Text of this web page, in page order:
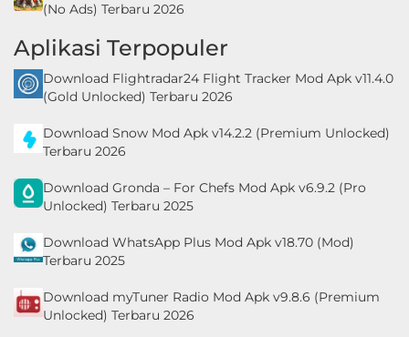
(No Ads) Terbaru 2026
Aplikasi Terpopuler
Download Flightradar24 Flight Tracker Mod Apk v11.4.0
(Gold Unlocked) Terbaru 2026
Download Snow Mod Apk v14.2.2 (Premium Unlocked)
Terbaru 2026
Download Gronda – For Chefs Mod Apk v6.9.2 (Pro
Unlocked) Terbaru 2025
Download WhatsApp Plus Mod Apk v18.70 (Mod)
Terbaru 2025
Download myTuner Radio Mod Apk v9.8.6 (Premium
Unlocked) Terbaru 2026